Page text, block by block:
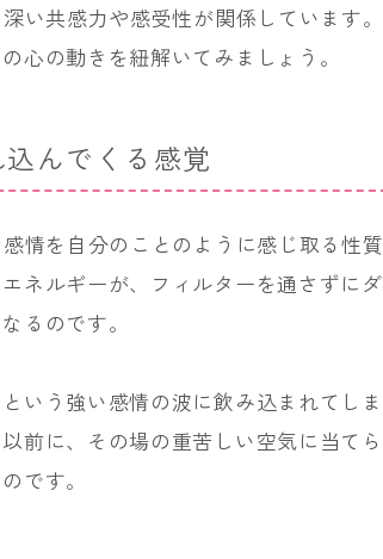
い共感力や感受性が関係しています。
心の動きを紐解いてみましょう。
んでくる感覚
情を自分のことのように感じ取る性質
ネルギーが、フィルターを通さずにダ
るのです。
いう強い感情の波に飲み込まれてしま
前に、その場の重苦しい空気に当てら
です。